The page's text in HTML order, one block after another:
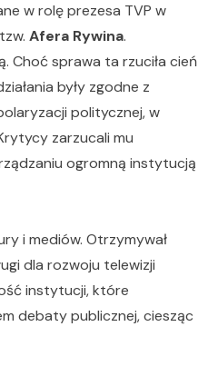
w rolę prezesa TVP w
Afera Rywina.
Choć sprawa ta rzuciła cień
były zgodne z
politycznej, w
zarzucali mu
ogromną instytucją
i mediów. Otrzymywał
dla rozwoju telewizji
instytucji, które
debaty publicznej, ciesząc